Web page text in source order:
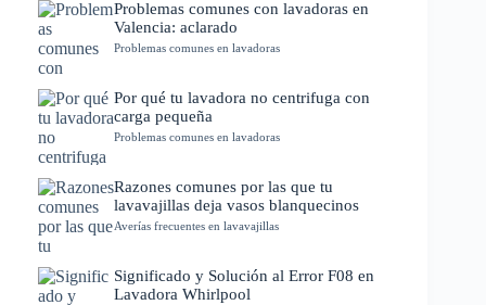
Problemas comunes con lavadoras en
Valencia: aclarado
Problemas comunes en lavadoras
Por qué tu lavadora no centrifuga con
carga pequeña
Problemas comunes en lavadoras
Razones comunes por las que tu
lavavajillas deja vasos blanquecinos
Averías frecuentes en lavavajillas
Significado y Solución al Error F08 en
Lavadora Whirlpool